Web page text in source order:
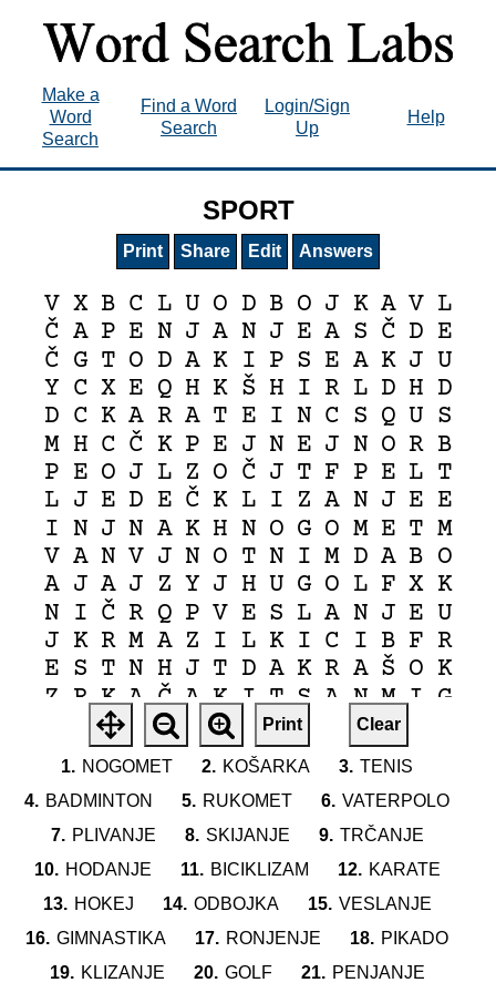
Make a
Word
Search
Find a Word
Search
Login/Sign
Up
Help
SPORT
Print Share Edit Answers
V X B C L U O D B O J K A V L
Č A P E N J A N J E A S Č D E
Č G T O D A K I P S E A K J U
Y C X E Q H K Š H I R L D H D
D C K A R A T E I N C S Q U S
M H C Č K P E J N E J N O R B
P E O J L Z O Č J T F P E L T
L J E D E Č K L I Z A N J E E
I N J N A K H N O G O M E T M
V A N V J N O T N I M D A B O
A J A J Z Y J H U G O L F X K
N I Č R Q P V E S L A N J E U
J K R M A Z I L K I C I B F R
E S T N H J T D A K R A Š O K
Z R K A Č A K I T S A N M I G
Print Clear
1. NOGOMET 2. KOŠARKA 3. TENIS
4. BADMINTON 5. RUKOMET 6. VATERPOLO
7. PLIVANJE 8. SKIJANJE 9. TRČANJE
10. HODANJE 11. BICIKLIZAM 12. KARATE
13. HOKEJ 14. ODBOJKA 15. VESLANJE
16. GIMNASTIKA 17. RONJENJE 18. PIKADO
19. KLIZANJE 20. GOLF 21. PENJANJE